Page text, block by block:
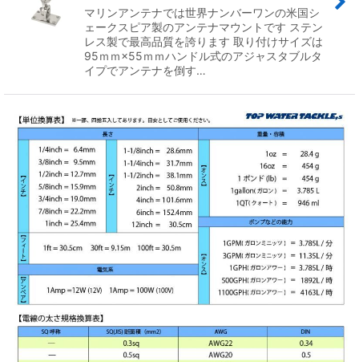
マリンアンテナでは世界ナンバーワンの米国シ
ェークスピア製のアンテナマウントです ステン
レス製で最高品質を誇ります 取り付けサイズは
95ｍｍ×55ｍｍハンドル式のアジャスタブルタ
イプでアンテナを倒す…